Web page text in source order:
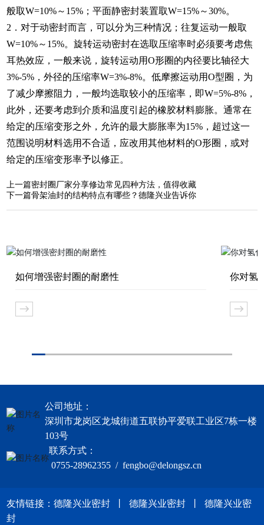
般取W=10%～15%；平面静密封装置取W=15%～30%。
2．对于动密封而言，可以分为三种情况；往复运动一般取
W=10%～15%。旋转运动密封在选取压缩率时必须要考虑焦
耳热效应，一般来说，旋转运动用O形圈的内径要比轴径大
3%-5%，外径的压缩率W=3%-8%。低摩擦运动用O型圈，为
了减少摩擦阻力，一般均选取较小的压缩率，即W=5%-8%，
此外，还要考虑到介质和温度引起的橡胶材料膨胀。通常在
给定的压缩变形之外，允许的最大膨胀率为15%，超过这一
范围说明材料选用不合适，应改用其他材料的O形圈，或对
给定的压缩变形率予以修正。
上一篇密封圈厂家分享修边常见四种方法，值得收藏
骨架油封的结构特点有哪些？德隆兴业告诉你
下一篇
如何增强密封圈的耐磨性 你对氢
公司地址：
深圳市龙岗区龙城街道五联协平爱联工业区7栋一楼
103号
联系方式：
0755-28962355 / fengbo@delongsz.cn
友情链接：德隆兴业密封 丨德隆兴业密封 丨德隆兴业密
封